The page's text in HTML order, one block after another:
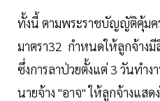
ทั้งนี้ ตามพระราชบัญญัติคุ้มค
มาตรา32 กำหนดให้ลูกจ้าง
ซึ่งการลาป่วยตั้งแต่ 3 วันทำ
นายจ้าง "อาจ" ให้ลูกจ้างแส